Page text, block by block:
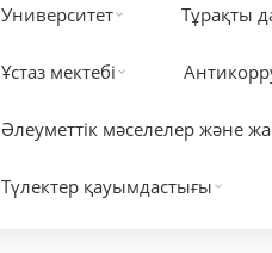
Университет Тұрақты
Ұстаз мектебі
Әлеуметтік мәселелер және
Түлектер қауымдастығы